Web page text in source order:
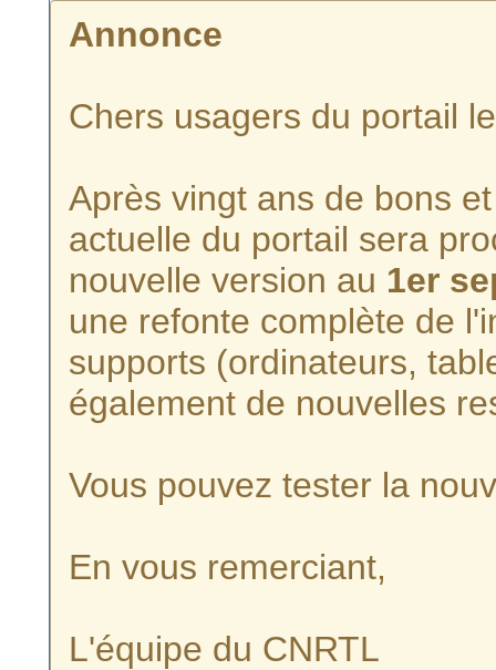
Annonce
Chers usagers du portail
Après vingt ans de bons
actuelle du portail sera
nouvelle version au 1er
une refonte complète de
supports (ordinateurs,
également de nouvelles
Vous pouvez tester la
En vous remerciant,
L'équipe du CNRTL